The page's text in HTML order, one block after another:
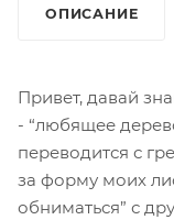
ОПИСАНИЕ
Привет, давай
- “любящее
переводится с
за форму моих
обниматься” с